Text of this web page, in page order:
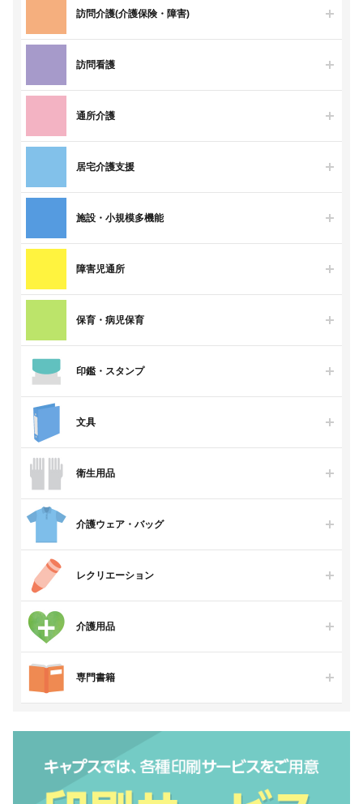
訪問介護(介護保険・障害)
訪問看護
通所介護
居宅介護支援
施設・小規模多機能
障害児通所
保育・病児保育
印鑑・スタンプ
文具
衛生用品
介護ウェア・バッグ
レクリエーション
介護用品
専門書籍